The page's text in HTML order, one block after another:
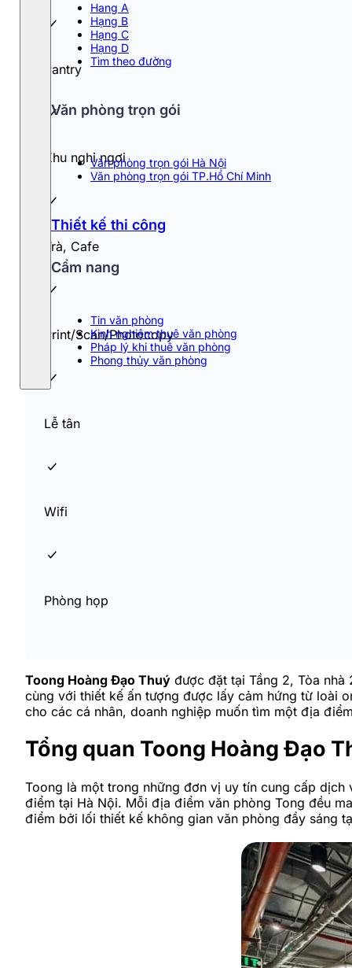
Hang A
Hạng B
Hạng C
Hạng D
Tìm theo đường
Văn phòng trọn gói
Văn phòng trọn gói Hà Nội
Văn phòng trọn gói TP.Hồ Chí Minh
Thiết kế thi công
Cẩm nang
Tin văn phòng
Kinh nghiệm thuê văn phòng
Pháp lý khi thuê văn phòng
Phong thủy văn phòng
Pantry
Khu nghỉ ngơi
Trà, Cafe
Print/Scan/Photocopy
Lễ tân
Wifi
Phòng họp
Toong Hoàng Đạo Thuý được đặt tại Tầng 2, Tòa
cùng với thiết kế ấn tượng được lấy cảm hứng từ loài
cho các cá nhân, doanh nghiệp muốn tìm một địa
Tổng quan Toong Hoàng Đạo
Toong là một trong những đơn vị uy tín cung cấp dịch
điểm tại Hà Nội. Mỗi địa điểm văn phòng Tong đều
điểm bởi lối thiết kế không gian văn phòng đầy sáng